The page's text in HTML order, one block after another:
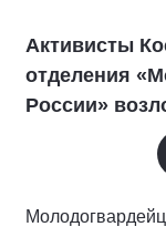
Активисты
отделения
России»